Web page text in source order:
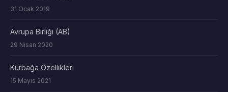
31 Ocak 2019
Avrupa Birliği (AB)
29 Nisan 2020
Kurbağa Özellikleri
15 Mayıs 2021